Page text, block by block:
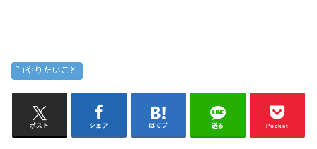
やりたいこと
ポスト シェア はてブ 送る Pocket